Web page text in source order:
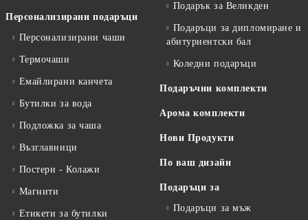
Персонализирани подаръци
Персонализирани чаши
Термочаши
Емайлирани канчета
Бутилки за вода
Подложка за чаша
Възглавници
Постери - Колажи
Магнити
Етикети за бутилки
Подарък за Великден
Подаръци за дипломиране и
абитуриентски бал
Коледни подаръци
Подаръчни комплекти
Арома комплекти
Нови Продукти
По ваш дизайн
Подаръци за
Подаръци за мъж